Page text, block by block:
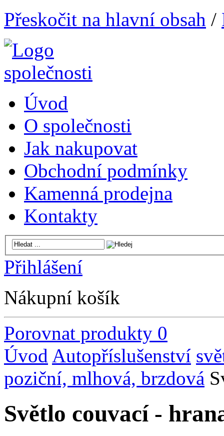
Přeskočit na hlavní obsah /
Úvod
O společnosti
Jak nakupovat
Obchodní podmínky
Kamenná prodejna
Kontakty
Přihlášení
Nákupní košík
Porovnat produkty 0
Úvod Autopříslušenství
poziční, mlhová, brzdová
Světlo couvací -